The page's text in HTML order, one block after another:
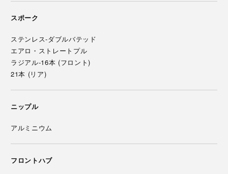
スポーク
ステンレス-ダブルバテッド
エアロ・ストレートプル
ラジアル-16本 (フロント)
21本 (リア)
ニップル
アルミニウム
フロントハブ